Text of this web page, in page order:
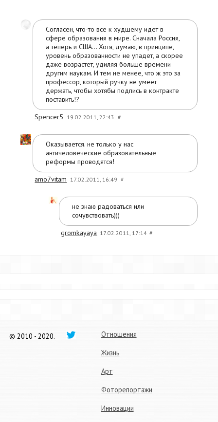
Согласен, что-то все к худшему идет в
сфере образования в мире. Сначала Россия,
а теперь и США... Хотя, думаю, в принципе,
уровень образованности не упадет, а скорее
даже возрастет, удиляя больше времени
другим наукам. И тем не менее, что ж это за
профессор, который ручку не умеет
держать, чтобы хотябы подпись в контракте
поставить!?
Spencer5 19.02.2011, 22:43 #
Оказывается. не только у нас
античеловеческие образовательные
реформы проводятся!
amo7vitam 17.02.2011, 16:49 #
не знаю радоваться или
сочувствовать)))
gromkayaya 17.02.2011, 17:14 #
© 2010 - 2020.
Отношения
Жизнь
Арт
Фоторепортажи
Инновации